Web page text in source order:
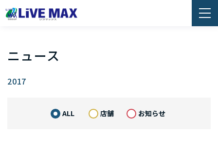
ニュース
2017
ALL 店舗 お知らせ